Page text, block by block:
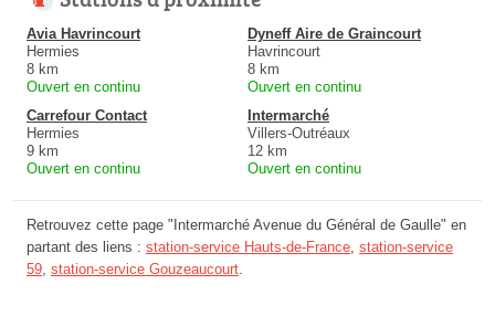
Avia Havrincourt
Hermies
8 km
Ouvert en continu
Dyneff Aire de Graincourt
Havrincourt
8 km
Ouvert en continu
Carrefour Contact
Hermies
9 km
Ouvert en continu
Intermarché
Villers-Outréaux
12 km
Ouvert en continu
Retrouvez cette page "Intermarché Avenue du Général de Gaulle" en
partant des liens : station-service Hauts-de-France, station-service
59, station-service Gouzeaucourt.